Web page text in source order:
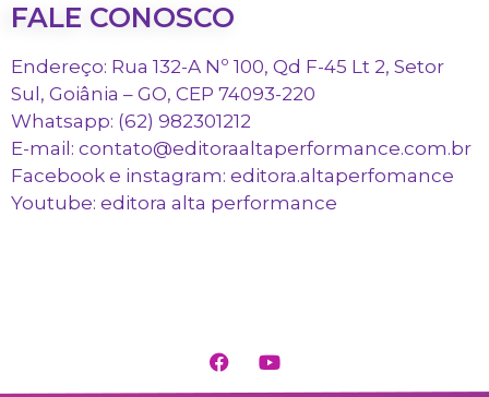
FALE CONOSCO
Endereço: Rua 132-A Nº 100, Qd F-45 Lt 2, Setor
Sul, Goiânia – GO, CEP 74093-220
Whatsapp: (62) 982301212
E-mail: contato@editoraaltaperformance.com.br
Facebook e instagram: editora.altaperfomance
Youtube: editora alta performance